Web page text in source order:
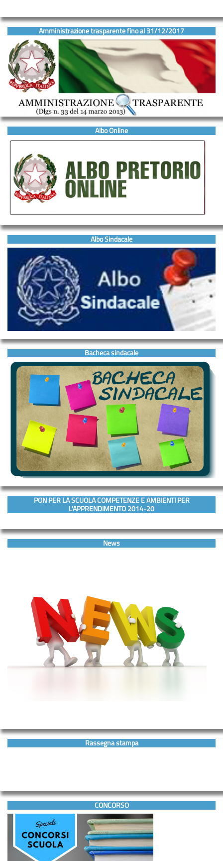
Amministrazione trasparente fino al 31/12/2017
Albo Online
Albo Sindacale
Bacheca sindacale
PON PER LA SCUOLA COMPETENZE E AMBIENTI PER
L’APPRENDIMENTO 2014-20
News
Rassegna stampa
CONCORSO